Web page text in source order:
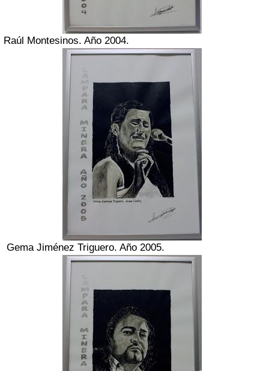
Raúl Montesinos. Año 2004.
Gema Jiménez Triguero. Año 2005.